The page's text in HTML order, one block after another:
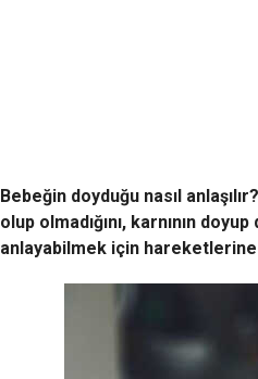
Bebeğin doyduğu nasıl
olup olmadığını, karnının
anlayabilmek için